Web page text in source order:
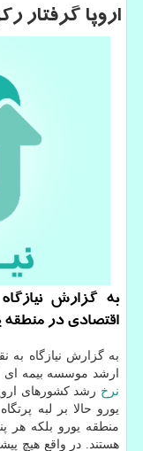
اروپا گرفتار
به گزارش
اقتصادی در منطقه یورو را ۷۰
به گزارش نیازگاه به
ارشد موسسه بیمه ای
نرخ رشد كشورهای
یورو حالا بر لبه
منطقه یورو بلكه هر
هستند. در واقع هیچ